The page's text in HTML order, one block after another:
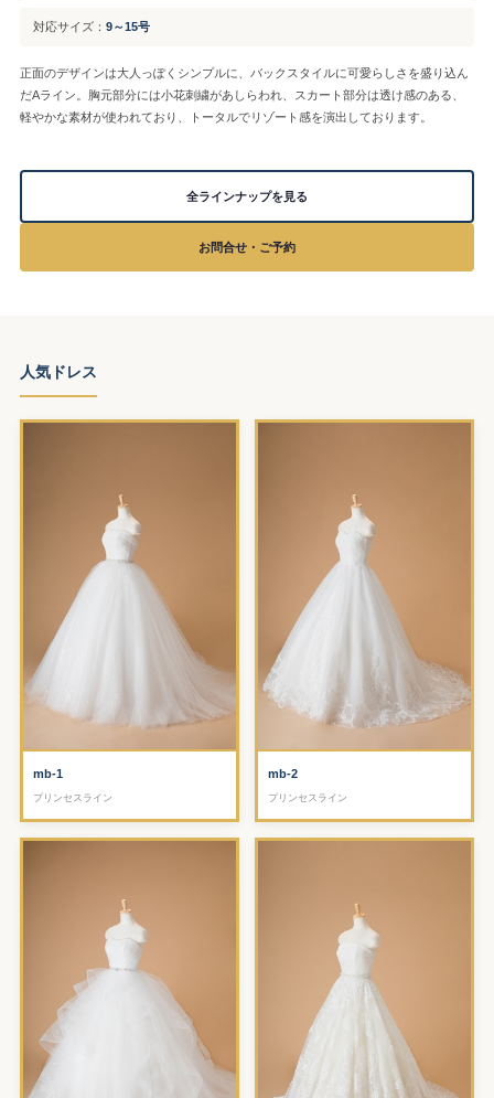
対応サイズ： 9～15号
正面のデザインは大人っぽくシンプルに、バックスタイルに可愛らしさを盛り込ん
だAライン。胸元部分には小花刺繍があしらわれ、スカート部分は透け感のある、
軽やかな素材が使われており、トータルでリゾート感を演出しております。
全ラインナップを見る
お問合せ・ご予約
人気ドレス
mb-1
プリンセスライン
mb-2
プリンセスライン